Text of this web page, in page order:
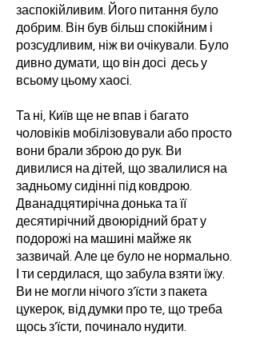
заспокійливим. Його питання було
добрим. Він був більш спокійним і
розсудливим, ніж ви очікували. Було
дивно думати, що він досі десь у
всьому цьому хаосі.
Та ні, Київ ще не впав і багато
чоловіків мобілізовували або просто
вони брали зброю до рук. Ви
дивилися на дітей, що звалилися на
задньому сидінні під ковдрою.
Дванадцятирічна донька та її
десятирічний двоюрідний брат у
подорожі на машині майже як
зазвичай. Але це було не нормально.
І ти сердилася, що забула взяти їжу.
Ви не могли нічого з’їсти з пакета
цукерок, від думки про те, що треба
щось з’їсти, починало нудити.